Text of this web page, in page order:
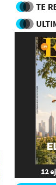
TE
12